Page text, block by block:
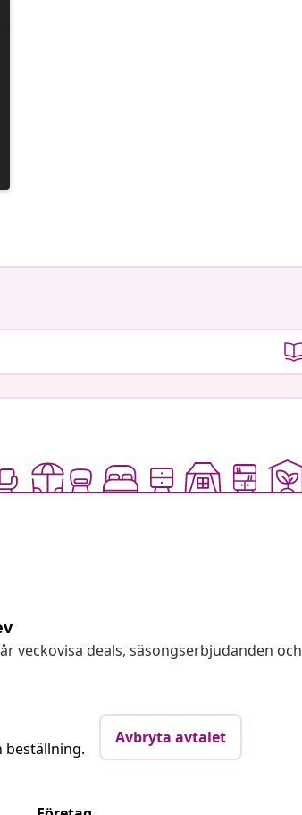
veckovisa deals, säsongserbjudanden och
beställning.
Avbryta avtalet